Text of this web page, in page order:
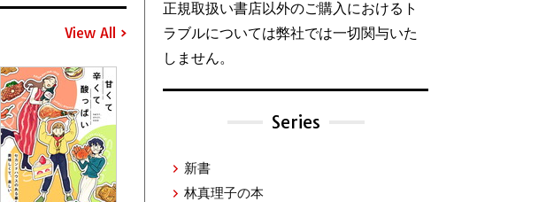
View All
正規取扱い書店以外のご購入におけるト
ラブルについては弊社では一切関与いた
しません。
Series
新書
林真理子の本